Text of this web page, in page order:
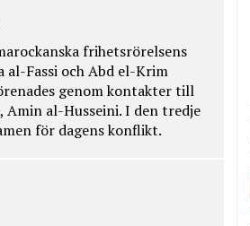
frihetsrörelsens
al-Fassi och Abd el-Krim
genom kontakter till
Amin al-Husseini. I den tredje
för dagens konflikt.